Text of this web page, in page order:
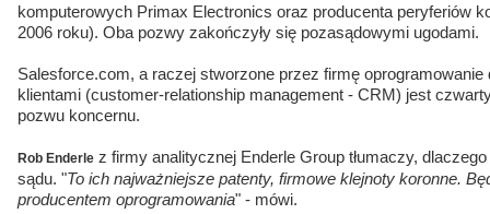
komputerowych Primax Electronics oraz producenta peryferiów
2006 roku). Oba pozwy zakończyły się pozasądowymi ugodami.
Salesforce.com, a raczej stworzone przez firmę
klientami (customer-relationship management - CRM) jest
pozwu koncernu.
Rob Enderle z firmy analitycznej Enderle Group tłumaczy,
sądu. "To ich najważniejsze patenty, firmowe klejnoty koronne.
producentem oprogramowania" - mówi.